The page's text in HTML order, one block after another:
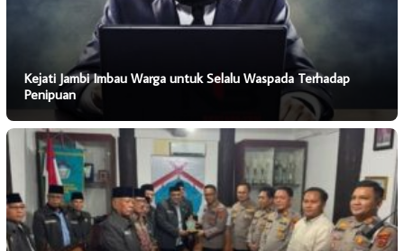
Kejati Jambi Imbau Warga untuk Selalu Waspada Terhadap
Penipuan